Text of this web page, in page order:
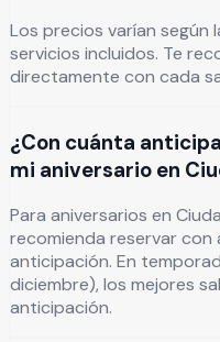
Los precios varían según
servicios incluidos. Te
directamente con cada
¿Con cuánta
mi aniversario en
Para aniversarios en
recomienda reservar con
anticipación. En
diciembre), los mejores
anticipación.